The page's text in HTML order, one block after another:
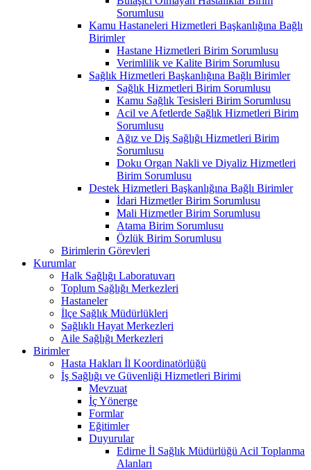
Sorumlusu
Kamu Hastaneleri Hizmetleri Başkanlığına Bağlı
Birimler
Hastane Hizmetleri Birim Sorumlusu
Verimlilik ve Kalite Birim Sorumlusu
Sağlık Hizmetleri Başkanlığına Bağlı Birimler
Sağlık Hizmetleri Birim Sorumlusu
Kamu Sağlık Tesisleri Birim Sorumlusu
Acil ve Afetlerde Sağlık Hizmetleri Birim
Sorumlusu
Ağız ve Diş Sağlığı Hizmetleri Birim
Sorumlusu
Doku Organ Nakli ve Diyaliz Hizmetleri
Birim Sorumlusu
Destek Hizmetleri Başkanlığına Bağlı Birimler
İdari Hizmetler Birim Sorumlusu
Mali Hizmetler Birim Sorumlusu
Atama Birim Sorumlusu
Özlük Birim Sorumlusu
Birimlerin Görevleri
Kurumlar
Halk Sağlığı Laboratuvarı
Toplum Sağlığı Merkezleri
Hastaneler
İlçe Sağlık Müdürlükleri
Sağlıklı Hayat Merkezleri
Aile Sağlığı Merkezleri
Birimler
Hasta Hakları İl Koordinatörlüğü
İş Sağlığı ve Güvenliği Hizmetleri Birimi
Mevzuat
İç Yönerge
Formlar
Eğitimler
Duyurular
Edirne İl Sağlık Müdürlüğü Acil Toplanma
Alanları